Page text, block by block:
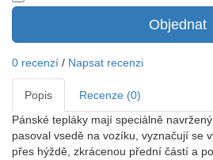
Objednat
0 recenzí / Napsat recenzi
Popis
Recenze (0)
Pánské tepláky mají speciálně
pasoval vsedě na vozíku, vyznačují se
přes hýždě, zkrácenou přední částí a